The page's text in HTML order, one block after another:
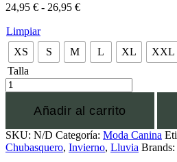
24,95 € - 26,95 €
Limpiar
XS
S M L XL XXL
Talla
Añadir al carrito
SKU: N/D Categoría: Moda Canina
Chubasquero, Invierno, Lluvia Brands: